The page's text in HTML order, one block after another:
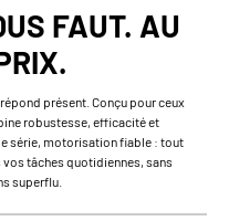
FAUT. AU
présent. Conçu pour ceux
robustesse, efficacité et
série, motorisation fiable : tout
tâches quotidiennes, sans
superflu.